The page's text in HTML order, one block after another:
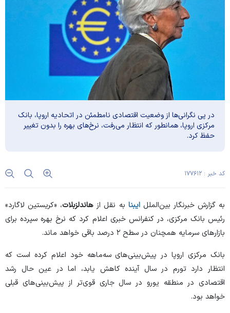
در پی نگرانی‌ها از وضعیت اقتصادی نامطمئن در اتحادیه اروپا، بانک
مرکزی اروپا، همانطور که انتظار می‌رفت، نرخ‌های بهره را بدون تغییر
حفظ کرد.
کد خبر : ۱۷۷۶۱۲
به گزارش خبرنگار بین‌المللایبنا به نقل از هاندلزبلات، «کریستین لاگارد»
رئیس بانک مرکزی، در کنفرانس خبری اعلام کرد که نرخ بهره سپرده برای
بازار‌های سرمایه همچنان در سطح ۲ درصد باقی خواهد ماند.
بانک مرکزی اروپا در پیش‌بینی‌های سه‌ماهه خود اعلام کرده است که
انتظار دارد تورم در سال آینده کاهش یابد، اما در عین حال رشد
اقتصادی در منطقه یورو در سال جاری قوی‌تر از پیش‌بینی‌های قبلی
خواهد بود.